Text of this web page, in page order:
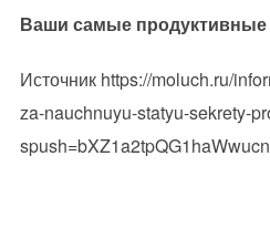
Ваши самые продуктивные
Источник https://moluch.ru/
za-nauchnuyu-statyu-sekrety-